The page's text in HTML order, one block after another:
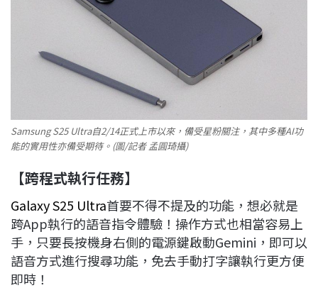
Samsung S25 Ultra自2/14正式上市以來，備受星粉關注，其中多種AI功
能的實用性亦備受期待。(圖/記者 孟圓琦攝)
【跨程式執行任務】
Galaxy S25 Ultra首要不得不提及的功能，想必就是
跨App執行的語音指令體驗！操作方式也相當容易上
手，只要長按機身右側的電源鍵啟動Gemini，即可以
語音方式進行搜尋功能，免去手動打字讓執行更方便
即時！